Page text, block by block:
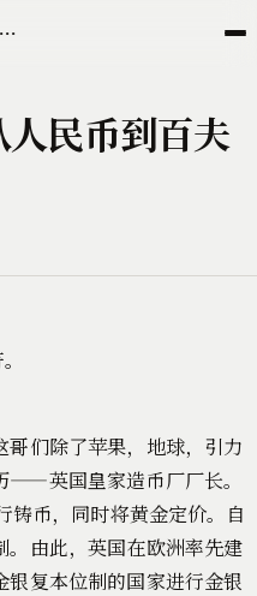
三杯过后 | Xiaowen.Z Deployed
民币到百夫
们除了苹果，地球，引力
——英国皇家造币厂厂长。
铸币，同时将黄金定价。自
。由此，英国在欧洲率先建
复本位制的国家进行金银